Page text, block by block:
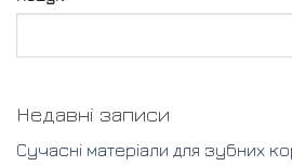
Недавні записи
Сучасні матеріали для зубних